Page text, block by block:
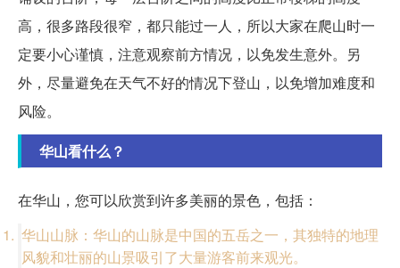
高，很多路段很窄，都只能过一人，所以大家在爬山时一
定要小心谨慎，注意观察前方情况，以免发生意外。另
外，尽量避免在天气不好的情况下登山，以免增加难度和
风险。
华山看什么？
在华山，您可以欣赏到许多美丽的景色，包括：
华山山脉：华山的山脉是中国的五岳之一，其独特的地理
风貌和壮丽的山景吸引了大量游客前来观光。